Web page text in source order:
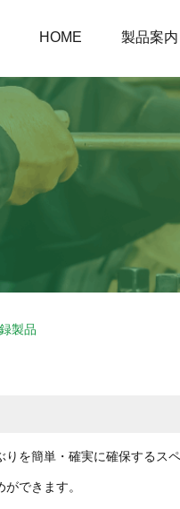
HOME 製品案内
製品
を簡単・確実に確保するスペ
できます。